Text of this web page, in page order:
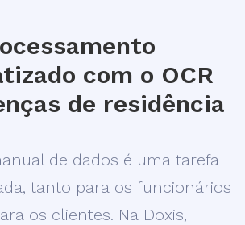
com o OCR
de residência
de dados é uma tarefa
tanto para os funcionários
os clientes. Na Doxis,